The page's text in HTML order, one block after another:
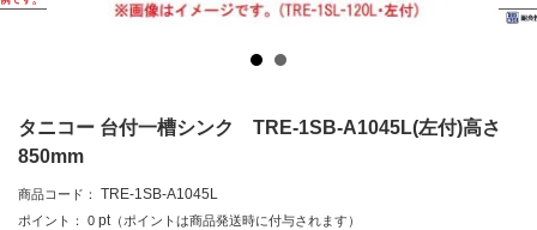
タニコー 台付一槽シンク TRE-1SB-A1045L(左付)高さ
850mm
商品コード： TRE-1SB-A1045L
ポイント： 0 pt （ポイントは商品発送時に付与されます）